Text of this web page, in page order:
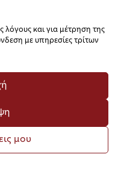
λόγους και για μέτρηση της
με υπηρεσίες τρίτων
μου